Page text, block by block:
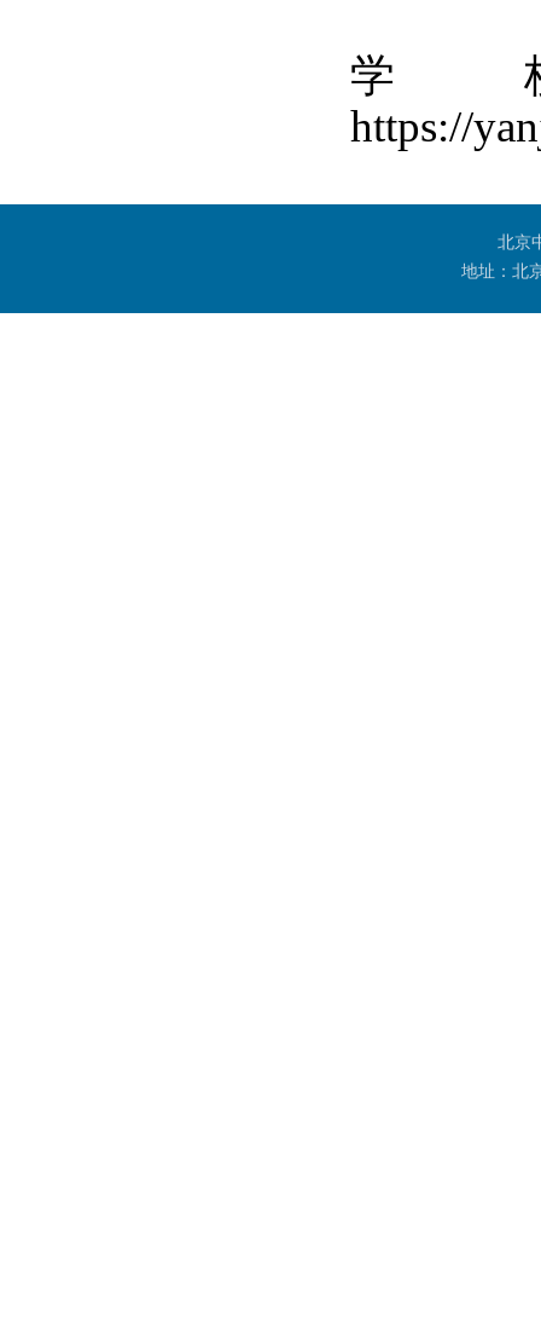
学
https://
北
地址：北